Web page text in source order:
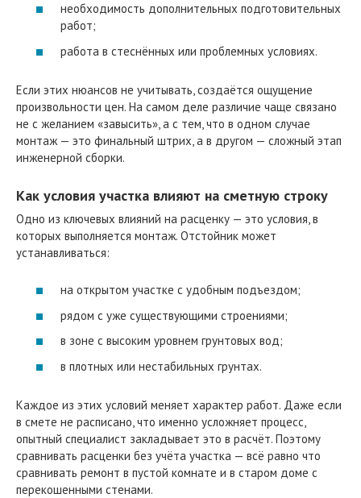
необходимость дополнительных подготовительных
работ;
работа в стеснённых или проблемных условиях.
Если этих нюансов не учитывать, создаётся ощущение
произвольности цен. На самом деле различие чаще связано
не с желанием «завысить», а с тем, что в одном случае
монтаж — это финальный штрих, а в другом — сложный этап
инженерной сборки.
Как условия участка влияют на сметную строку
Одно из ключевых влияний на расценку — это условия, в
которых выполняется монтаж. Отстойник может
устанавливаться:
на открытом участке с удобным подъездом;
рядом с уже существующими строениями;
в зоне с высоким уровнем грунтовых вод;
в плотных или нестабильных грунтах.
Каждое из этих условий меняет характер работ. Даже если
в смете не расписано, что именно усложняет процесс,
опытный специалист закладывает это в расчёт. Поэтому
сравнивать расценки без учёта участка — всё равно что
сравнивать ремонт в пустой комнате и в старом доме с
перекошенными стенами.